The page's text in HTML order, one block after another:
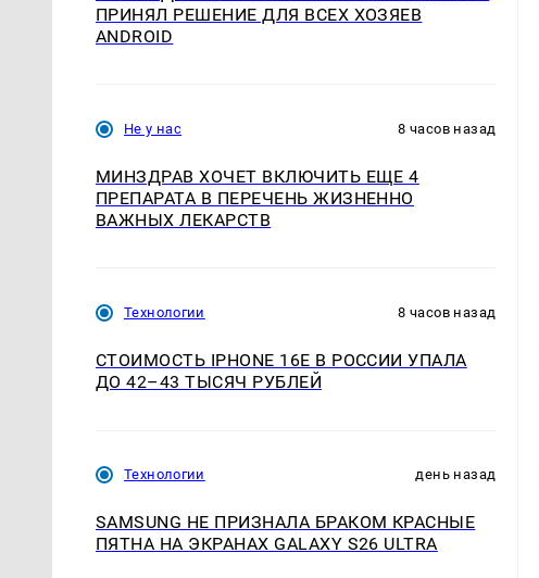
ПРИНЯЛ РЕШЕНИЕ ДЛЯ ВСЕХ ХОЗЯЕВ
ANDROID
Не у нас 8 часов назад
МИНЗДРАВ ХОЧЕТ ВКЛЮЧИТЬ ЕЩЕ 4
ПРЕПАРАТА В ПЕРЕЧЕНЬ ЖИЗНЕННО
ВАЖНЫХ ЛЕКАРСТВ
Технологии 8 часов назад
СТОИМОСТЬ IPHONE 16E В РОССИИ УПАЛА
ДО 42–43 ТЫСЯЧ РУБЛЕЙ
Технологии день назад
SAMSUNG НЕ ПРИЗНАЛА БРАКОМ КРАСНЫЕ
ПЯТНА НА ЭКРАНАХ GALAXY S26 ULTRA